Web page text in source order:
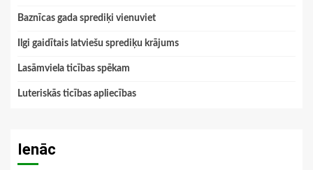
Baznīcas gada sprediķi vienuviet
Ilgi gaidītais latviešu sprediķu krājums
Lasāmviela ticības spēkam
Luteriskās ticības apliecības
Ienāc